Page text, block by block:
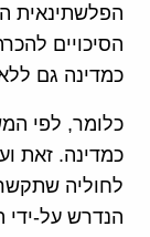
הפלשתינאית
הסיכויים
כמדינה גם
כלומר, לפי
כמדינה. זאת
לחוליה שתקשר
הנדרש על-ידי